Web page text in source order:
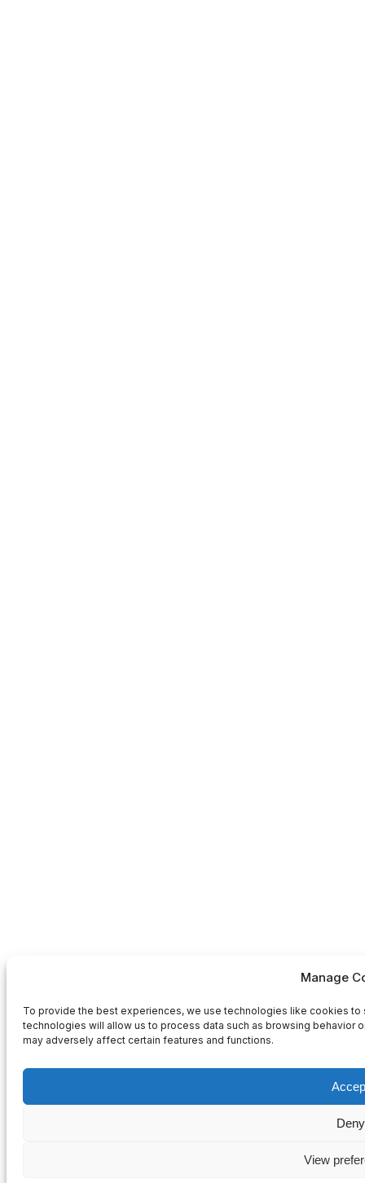
Manage
To provide the best experiences, we use technologies like cookies
technologies will allow us to process data such as browsing behavior
may adversely affect certain features and functions.
Deny
View